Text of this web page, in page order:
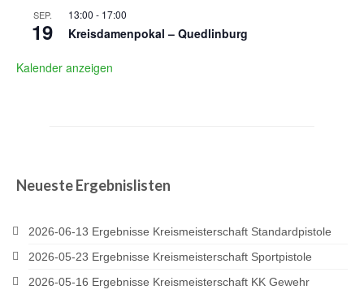
SEP.
19
13:00 - 17:00
Kreisdamenpokal – Quedlinburg
Kalender anzeigen
Neueste Ergebnislisten
2026-06-13 Ergebnisse Kreismeisterschaft Standardpistole
2026-05-23 Ergebnisse Kreismeisterschaft Sportpistole
2026-05-16 Ergebnisse Kreismeisterschaft KK Gewehr